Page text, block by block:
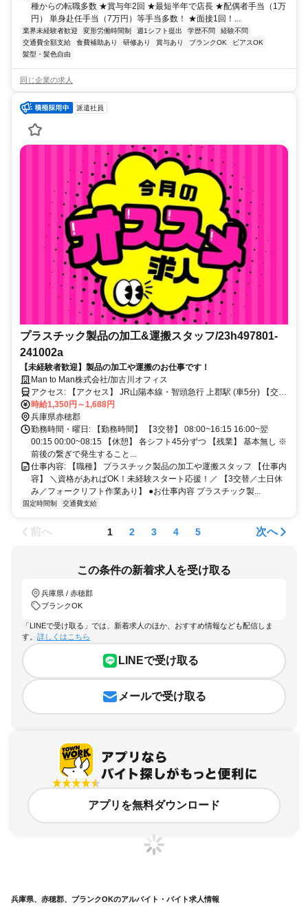
種からの転職多数 ★賞与年2回 ★最短半年で店長 ★配偶者手当（1万
円） 単身赴任手当（7万円）等手当多数！ ★面接1回！...
業界未経験者歓迎 変形労働時間制 週1シフト提出 学歴不問
経験不問
交通費全額支給
食費補助あり 研修あり 賞与あり ブランクOK
ピアスOK
髪型・髪色自由
同じ企業の求人
派遣社員
プラスチック製品の加工&運搬スタッフ/23h497801-
241002a
【未経験者歓迎】製品の加工や運搬のお仕事です！
Man to Man株式会社/加古川オフィス
アクセス: 【アクセス】 JR山陽本線・智頭急行 上郡駅 (車5分) 【交通
手段（車通勤など）】
時給1,350円～1,688円
兵庫県赤穂郡
勤務時間・曜日: 【勤務時間】 【3交替】 08:00~16:15 16:00~翌
00:15 00:00~08:15 【休憩】 各シフト45分ずつ 【残業】 基本無し ※
前後の繋ぎで発生すること...
仕事内容: 【職種】 プラスチック製品の加工や運搬スタッフ 【仕事内
容】 ＼資格があればOK！未経験スタート応援！／ 【3交替／土日休
み／フォークリフト作業あり】 ●お仕事内容 プラスチック製...
固定時間制 交通費支給
前へ 1 2 3 4 5 次へ
この条件の新着求人を受け取る
兵庫県 / 赤穂郡
ブランクOK
「LINEで受け取る」では、新着求人のほか、おすすめ情報なども配信しま
す。 詳しくはこちら
LINEで受け取る
メールで受け取る
アプリを無料ダウンロード
兵庫県、赤穂郡、ブランクOKのアルバイト・バイト求人情報